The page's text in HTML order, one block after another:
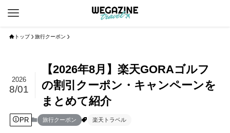
トップ 旅行クーポン
【2026年8月】楽天GORAゴルフ
の割引クーポン・キャンペーンを
まとめて紹介
2026
8/01
PR 旅行クーポン 楽天トラベル